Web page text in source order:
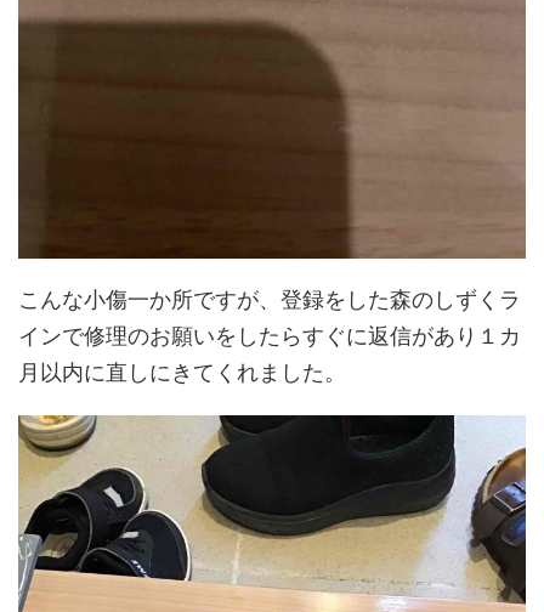
こんな小傷一か所ですが、登録をした森のしずくラ
インで修理のお願いをしたらすぐに返信があり１カ
月以内に直しにきてくれました。